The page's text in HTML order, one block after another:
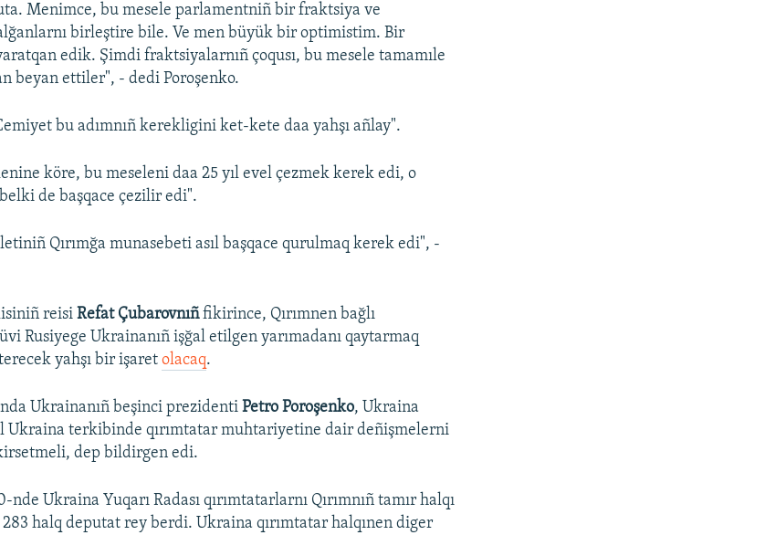
Menimce, bu mesele parlamentniñ bir fraktsiya ve
birleştire bile. Ve men büyük bir optimistim. Bir
edik. Şimdi fraktsiyalarnıñ çoqusı, bu mesele tamamıle
beyan ettiler", - dedi Poroşenko.
bu adımnıñ kerekligini ket-kete daa yahşı añlay".
köre, bu meseleni daa 25 yıl evel çezmek kerek edi, o
de başqace çezilir edi".
Qırımğa munasebeti asıl başqace qurulmaq kerek edi", -
reisi Refat Çubarovnıñfikirince, Qırımnen bağlı
Rusiyege Ukrainanıñ işğal etilgen yarımadanı qaytarmaq
yahşı bir işaretolacaq.
Ukrainanıñ beşinci prezidentiPetro Poroşenko, Ukraina
Ukraina terkibinde qırımtatar muhtariyetine dair deñişmelerni
dep bildirgen edi.
Ukraina Yuqarı Radası qırımtatarlarnı Qırımnıñ tamır halqı
283 halq deputat rey berdi. Ukraina qırımtatar halqınen diger